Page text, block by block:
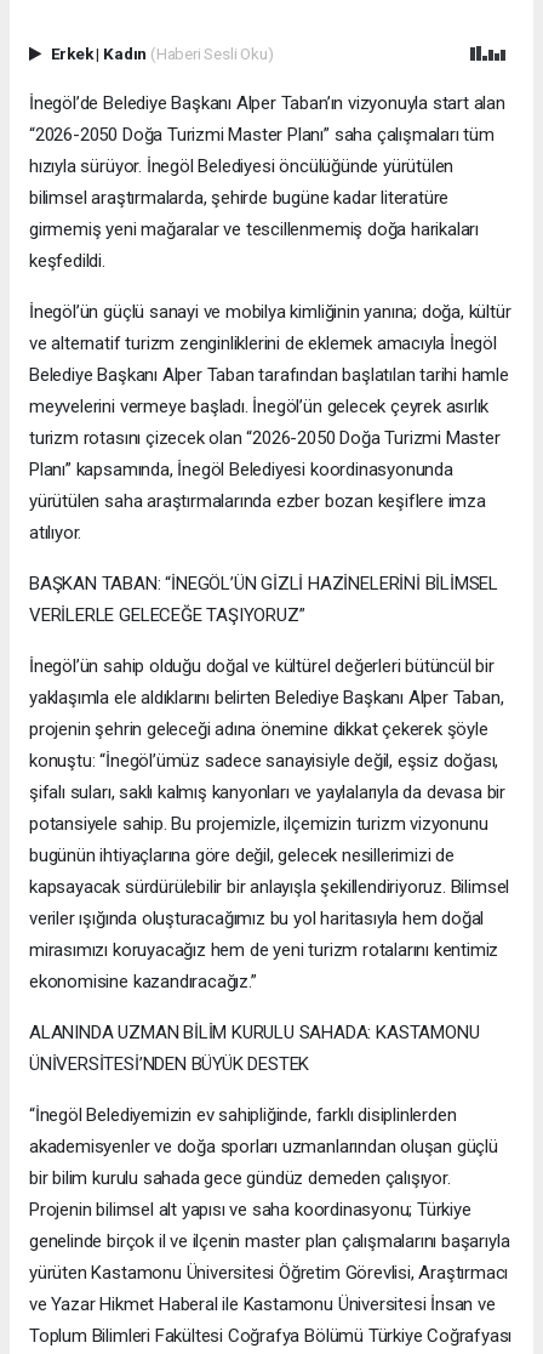
Erkek| Kadın (Haberi Sesli Oku)
İnegöl’de Belediye Başkanı Alper Taban’ın vizyonuyla start alan
“2026-2050 Doğa Turizmi Master Planı” saha çalışmaları tüm
hızıyla sürüyor. İnegöl Belediyesi öncülüğünde yürütülen
bilimsel araştırmalarda, şehirde bugüne kadar literatüre
girmemiş yeni mağaralar ve tescillenmemiş doğa harikaları
keşfedildi.
İnegöl’ün güçlü sanayi ve mobilya kimliğinin yanına; doğa, kültür
ve alternatif turizm zenginliklerini de eklemek amacıyla İnegöl
Belediye Başkanı Alper Taban tarafından başlatılan tarihi hamle
meyvelerini vermeye başladı. İnegöl’ün gelecek çeyrek asırlık
turizm rotasını çizecek olan “2026-2050 Doğa Turizmi Master
Planı” kapsamında, İnegöl Belediyesi koordinasyonunda
yürütülen saha araştırmalarında ezber bozan keşiflere imza
atılıyor.
BAŞKAN TABAN: “İNEGÖL’ÜN GİZLİ HAZİNELERİNİ BİLİMSEL
VERİLERLE GELECEĞE TAŞIYORUZ”
İnegöl’ün sahip olduğu doğal ve kültürel değerleri bütüncül bir
yaklaşımla ele aldıklarını belirten Belediye Başkanı Alper Taban,
projenin şehrin geleceği adına önemine dikkat çekerek şöyle
konuştu: “İnegöl’ümüz sadece sanayisiyle değil, eşsiz doğası,
şifalı suları, saklı kalmış kanyonları ve yaylalarıyla da devasa bir
potansiyele sahip. Bu projemizle, ilçemizin turizm vizyonunu
bugünün ihtiyaçlarına göre değil, gelecek nesillerimizi de
kapsayacak sürdürülebilir bir anlayışla şekillendiriyoruz. Bilimsel
veriler ışığında oluşturacağımız bu yol haritasıyla hem doğal
mirasımızı koruyacağız hem de yeni turizm rotalarını kentimiz
ekonomisine kazandıracağız.”
ALANINDA UZMAN BİLİM KURULU SAHADA: KASTAMONU
ÜNİVERSİTESİ’NDEN BÜYÜK DESTEK
“İnegöl Belediyemizin ev sahipliğinde, farklı disiplinlerden
akademisyenler ve doğa sporları uzmanlarından oluşan güçlü
bir bilim kurulu sahada gece gündüz demeden çalışıyor.
Projenin bilimsel alt yapısı ve saha koordinasyonu; Türkiye
genelinde birçok il ve ilçenin master plan çalışmalarını başarıyla
yürüten Kastamonu Üniversitesi Öğretim Görevlisi, Araştırmacı
ve Yazar Hikmet Haberal ile Kastamonu Üniversitesi İnsan ve
Toplum Bilimleri Fakültesi Coğrafya Bölümü Türkiye Coğrafyası